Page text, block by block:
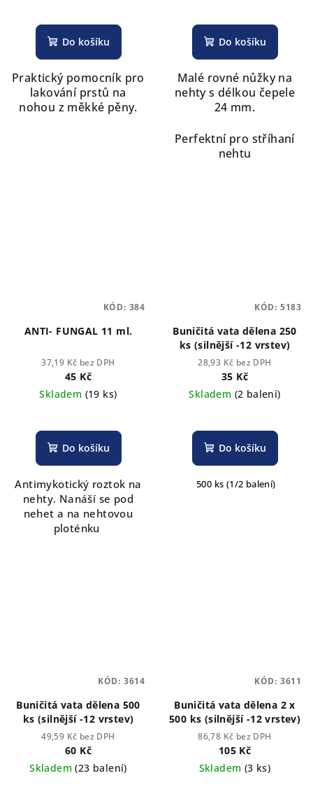
Do košíku
Praktický pomocník pro
lakování prstů na
nohou z měkké pěny.
Do košíku
Malé rovné nůžky na
nehty s délkou čepele
24 mm.
Perfektní pro stříhaní
nehtu
ANTI- FUNGAL 11 ml.
37,19 Kč bez DPH
45 Kč
Skladem (19 ks)
Do košíku
Antimykotický roztok na
nehty. Nanáší se pod
nehet a na nehtovou
ploténku
KÓD: 384
Buničitá vata dělena 250
ks (silnější -12 vrstev)
28,93 Kč bez DPH
35 Kč
Skladem (2 balení)
Do košíku
500 ks (1/2 balení)
KÓD: 5183
Buničitá vata dělena 500
ks (silnější -12 vrstev)
49,59 Kč bez DPH
60 Kč
Skladem(23 balení)
KÓD: 3614
Buničitá vata dělena 2 x
500 ks (silnější -12 vrstev)
86,78 Kč bez DPH
105 Kč
Skladem (3 ks)
KÓD: 3611